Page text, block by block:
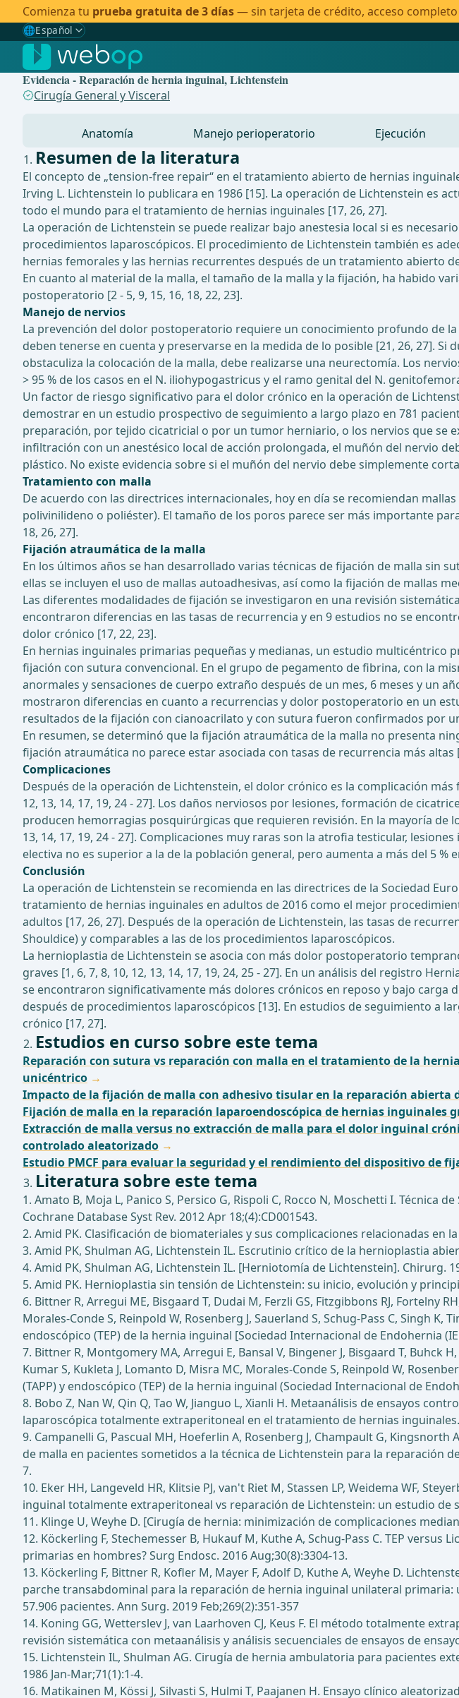
Comienza tu prueba gratuita de 3 días— sin tarjeta de crédito, acceso
🌐Español
Gewählte Sprache: Español
🇩🇪 Alemán
🇬🇧Inglés
Evidencia - Reparación de hernia inguinal, Lichtenstein
Cirugía General y Visceral
Anatomía Manejo perioperatorio Ejecución
Resumen de la literatura
El concepto de „tension-free repair“ en el tratamiento abierto de hernias
Irving L. Lichtenstein lo publicara en 1986 [15]. La operación de Lichtenstein es
todo el mundo para el tratamiento de hernias inguinales [17, 26, 27].
La operación de Lichtenstein se puede realizar bajo anestesia local si es
procedimientos laparoscópicos. El procedimiento de Lichtenstein también es
hernias femorales y las hernias recurrentes después de un tratamiento abierto
En cuanto al material de la malla, el tamaño de la malla y la fijación, ha habido
postoperatorio [2 - 5, 9, 15, 16, 18, 22, 23].
Manejo de nervios
La prevención del dolor postoperatorio requiere un conocimiento profundo de
deben tenerse en cuenta y preservarse en la medida de lo posible [21, 26, 27].
obstaculiza la colocación de la malla, debe realizarse una neurectomía. Los
> 95 % de los casos en el N. iliohypogastricus y el ramo genital del N.
Un factor de riesgo significativo para el dolor crónico en la operación de
demostrar en un estudio prospectivo de seguimiento a largo plazo en 781
preparación, por tejido cicatricial o por un tumor herniario, o los nervios que se
infiltración con un anestésico local de acción prolongada, el muñón del nervio
plástico. No existe evidencia sobre si el muñón del nervio debe simplemente
Tratamiento con malla
De acuerdo con las directrices internacionales, hoy en día se recomiendan
polivinilideno o poliéster). El tamaño de los poros parece ser más importante
18, 26, 27].
Fijación atraumática de la malla
En los últimos años se han desarrollado varias técnicas de fijación de malla sin
ellas se incluyen el uso de mallas autoadhesivas, así como la fijación de mallas
Las diferentes modalidades de fijación se investigaron en una revisión
encontraron diferencias en las tasas de recurrencia y en 9 estudios no se
dolor crónico [17, 22, 23].
En hernias inguinales primarias pequeñas y medianas, un estudio
fijación con sutura convencional. En el grupo de pegamento de fibrina, con la
anormales y sensaciones de cuerpo extraño después de un mes, 6 meses y un
mostraron diferencias en cuanto a recurrencias y dolor postoperatorio en un
resultados de la fijación con cianoacrilato y con sutura fueron confirmados por
En resumen, se determinó que la fijación atraumática de la malla no presenta
fijación atraumática no parece estar asociada con tasas de recurrencia más altas
Complicaciones
Después de la operación de Lichtenstein, el dolor crónico es la complicación
12, 13, 14, 17, 19, 24 - 27]. Los daños nerviosos por lesiones, formación de
producen hemorragias posquirúrgicas que requieren revisión. En la mayoría de
13, 14, 17, 19, 24 - 27]. Complicaciones muy raras son la atrofia testicular,
electiva no es superior a la de la población general, pero aumenta a más del 5
Conclusión
La operación de Lichtenstein se recomienda en las directrices de la Sociedad
tratamiento de hernias inguinales en adultos de 2016 como el mejor
adultos [17, 26, 27]. Después de la operación de Lichtenstein, las tasas de
Shouldice) y comparables a las de los procedimientos laparoscópicos.
La hernioplastia de Lichtenstein se asocia con más dolor postoperatorio
graves [1, 6, 7, 8, 10, 12, 13, 14, 17, 19, 24, 25 - 27]. En un análisis del registro
se encontraron significativamente más dolores crónicos en reposo y bajo carga
después de procedimientos laparoscópicos [13]. En estudios de seguimiento a
crónico [17, 27].
Estudios en curso sobre este tema
Reparación con sutura vs reparación con malla en el tratamiento de la
unicéntrico
Impacto de la fijación de malla con adhesivo tisular en la reparación abierta
Fijación de malla en la reparación laparoendoscópica de hernias
Extracción de malla versus no extracción de malla para el dolor inguinal
controlado aleatorizado
Estudio PMCF para evaluar la seguridad y el rendimiento del dispositivo de
Literatura sobre este tema
1. Amato B, Moja L, Panico S, Persico G, Rispoli C, Rocco N, Moschetti I.
Cochrane Database Syst Rev. 2012 Apr 18;(4):CD001543.
2. Amid PK. Clasificación de biomateriales y sus complicaciones relacionadas en
3. Amid PK, Shulman AG, Lichtenstein IL. Escrutinio crítico de la hernioplastia
4. Amid PK, Shulman AG, Lichtenstein IL. [Herniotomía de Lichtenstein]. Chirurg.
5. Amid PK. Hernioplastia sin tensión de Lichtenstein: su inicio, evolución y
6. Bittner R, Arregui ME, Bisgaard T, Dudai M, Ferzli GS, Fitzgibbons RJ, Fortelny
Morales-Conde S, Reinpold W, Rosenberg J, Sauerland S, Schug-Pass C, Singh
endoscópico (TEP) de la hernia inguinal [Sociedad Internacional de Endohernia
7. Bittner R, Montgomery MA, Arregui E, Bansal V, Bingener J, Bisgaard T, Buhck
Kumar S, Kukleta J, Lomanto D, Misra MC, Morales-Conde S, Reinpold W,
(TAPP) y endoscópico (TEP) de la hernia inguinal (Sociedad Internacional de
8. Bobo Z, Nan W, Qin Q, Tao W, Jianguo L, Xianli H. Metaanálisis de ensayos
laparoscópica totalmente extraperitoneal en el tratamiento de hernias inguinales.
9. Campanelli G, Pascual MH, Hoeferlin A, Rosenberg J, Champault G,
de malla en pacientes sometidos a la técnica de Lichtenstein para la reparación
7.
10. Eker HH, Langeveld HR, Klitsie PJ, van't Riet M, Stassen LP, Weidema WF,
inguinal totalmente extraperitoneal vs reparación de Lichtenstein: un estudio de
11. Klinge U, Weyhe D. [Cirugía de hernia: minimización de complicaciones
12. Köckerling F, Stechemesser B, Hukauf M, Kuthe A, Schug-Pass C. TEP
primarias en hombres? Surg Endosc. 2016 Aug;30(8):3304-13.
13. Köckerling F, Bittner R, Kofler M, Mayer F, Adolf D, Kuthe A, Weyhe D.
parche transabdominal para la reparación de hernia inguinal unilateral
57.906 pacientes. Ann Surg. 2019 Feb;269(2):351-357
14. Koning GG, Wetterslev J, van Laarhoven CJ, Keus F. El método totalmente
revisión sistemática con metaanálisis y análisis secuenciales de ensayos de
15. Lichtenstein IL, Shulman AG. Cirugía de hernia ambulatoria para pacientes
1986 Jan-Mar;71(1):1-4.
16. Matikainen M, Kössi J, Silvasti S, Hulmi T, Paajanen H. Ensayo clínico